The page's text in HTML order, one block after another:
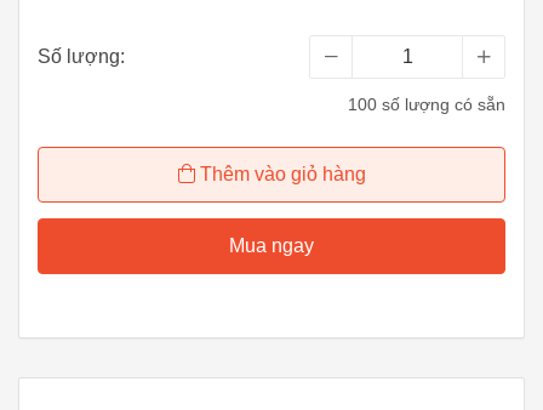
Số lượng:
100 số lượng có sẵn
Thêm vào giỏ hàng
Mua ngay